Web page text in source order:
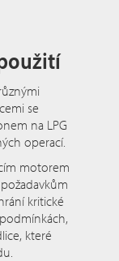
se
na LPG
operací.
motorem
kritické
které